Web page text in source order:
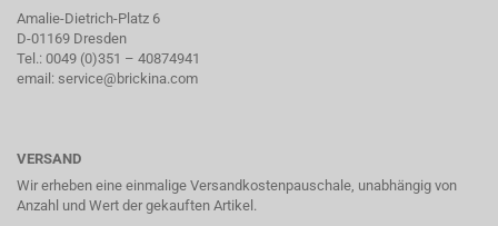
Amalie-Dietrich-Platz 6
D-01169 Dresden
Tel.: 0049 (0)351 – 40874941
email: service@brickina.com
VERSAND
Wir erheben eine einmalige Versandkostenpauschale, unabhängig von
Anzahl und Wert der gekauften Artikel.